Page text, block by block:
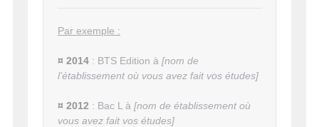
Par exemple :
¤ 2014 : BTS Edition à [nom de
l’établissement où vous avez fait vos études]
¤ 2012 : Bac L à [nom de établissement où
vous avez fait vos études]